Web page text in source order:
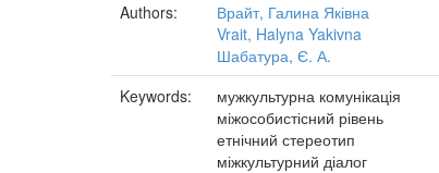
Authors:
Врайт, Галина Яківна
Vrait, Halyna Yakivna
Шабатура, Є. А.
Keywords:
мужкультурна комунікація
міжособистісний рівень
етнічний стереотип
міжкультурний діалог